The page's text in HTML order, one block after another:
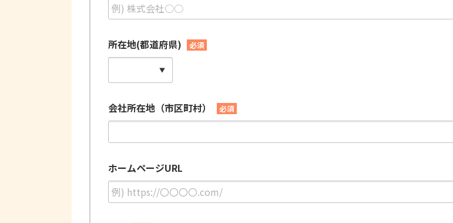
所在地(都道府県) 必須
会社所在地（市区町村） 必須
ホームページURL